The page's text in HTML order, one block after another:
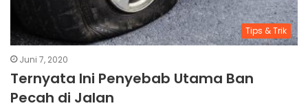
Tips & Trik
Juni 7, 2020
Ternyata Ini Penyebab Utama Ban
Pecah di Jalan